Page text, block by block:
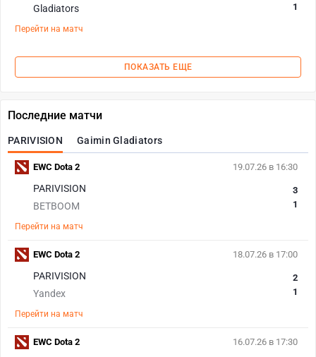
Gladiators
1
Перейти на матч
ПОКАЗАТЬ ЕЩЕ
Последние матчи
PARIVISION Gaimin Gladiators
19.07.26 в 16:30
PARIVISION
BETBOOM
3
1
Перейти на матч
EWC Dota 2
18.07.26 в 17:00
PARIVISION
Yandex
2
1
Перейти на матч
EWC Dota 2
16.07.26 в 17:30
EWC Dota 2